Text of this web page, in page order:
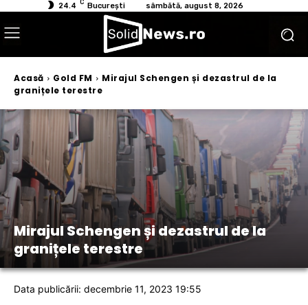
24.4 C București sâmbătă, august 8, 2026
Acasă Gold FM
Mirajul Schengen și dezastrul de la
granițele terestre
Mirajul Schengen și dezastrul de la
granițele terestre
Data publicării: decembrie 11, 2023 19:55